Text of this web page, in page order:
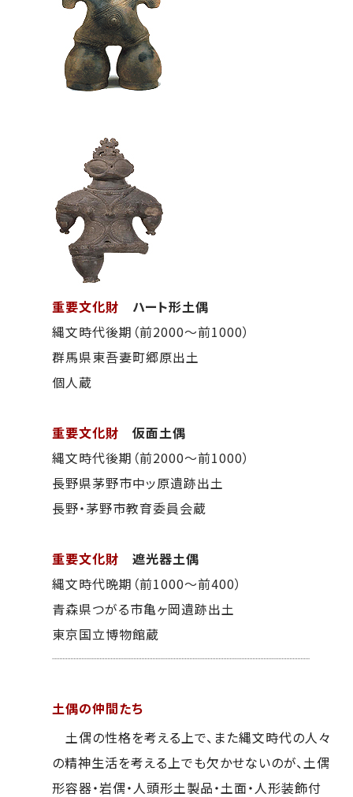
重要文化財 ハート形土偶
縄文時代後期（前2000～前1000）
群馬県東吾妻町郷原出土
個人蔵
重要文化財 仮面土偶
縄文時代後期（前2000～前1000）
長野県茅野市中ッ原遺跡出土
長野・茅野市教育委員会蔵
重要文化財 遮光器土偶
縄文時代晩期（前1000～前400）
青森県つがる市亀ヶ岡遺跡出土
東京国立博物館蔵
土偶の仲間たち
土偶の性格を考える上で、また縄文時代の人々
の精神生活を考える上でも欠かせないのが、土偶
形容器・岩偶・人頭形土製品・土面・人形装飾付